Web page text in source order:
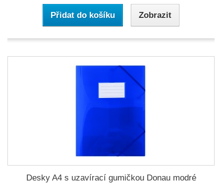
Přidat do košíku Zobrazit
Desky A4 s uzavírací gumičkou Donau modré